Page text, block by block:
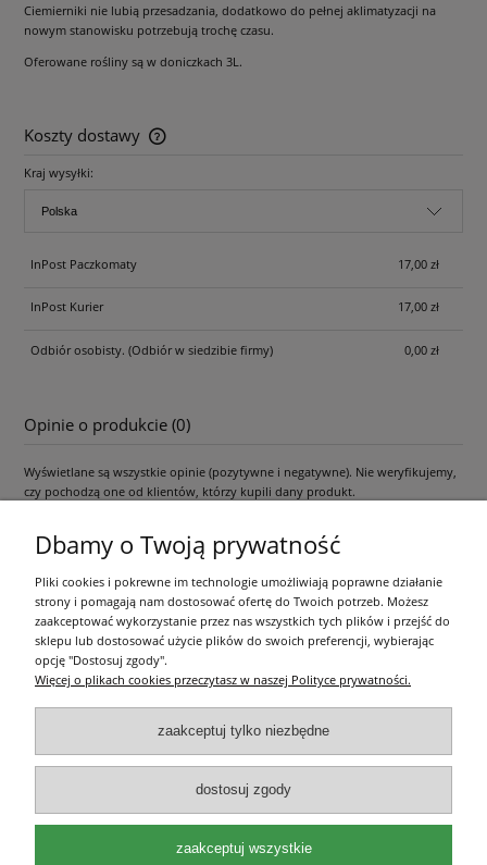
Ciemierniki nie lubią przesadzania, dodatkowo do pełnej aklimatyzacji na
nowym stanowisku potrzebują trochę czasu.
Oferowane rośliny są w doniczkach 3L.
Koszty dostawy
Cena nie zawiera ewentualnych kosztów płatności
Kraj wysyłki:
InPost Paczkomaty 17,00 zł
InPost Kurier 17,00 zł
Odbiór osobisty. (Odbiór w siedzibie firmy) 0,00 zł
Opinie o produkcie (0)
Wyświetlane są wszystkie opinie (pozytywne i negatywne). Nie weryfikujemy,
czy pochodzą one od klientów, którzy kupili dany produkt.
Pomoc
Moje konto
Płatności i dostawa
Informacje
O nas
Olea Szkółka Roślin Ozdobnych | ul. Św. Michała 114, 62-800 Kalisz |
Dbamy o Twoją prywatność
Pliki cookies i pokrewne im technologie umożliwiają poprawne działanie
strony i pomagają nam dostosować ofertę do Twoich potrzeb. Możesz
zaakceptować wykorzystanie przez nas wszystkich tych plików i przejść do
sklepu lub dostosować użycie plików do swoich preferencji, wybierając
opcję "Dostosuj zgody".
Więcej o plikach cookies przeczytasz w naszej Polityce prywatności.
zaakceptuj tylko niezbędne
dostosuj zgody
zaakceptuj wszystkie